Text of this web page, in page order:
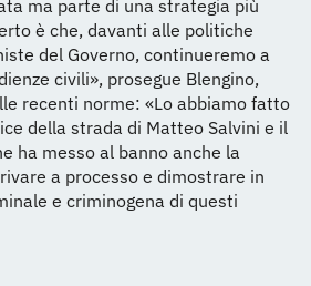
ma parte di una strategia più
è che, davanti alle politiche
del Governo, continueremo a
civili», prosegue Blengino,
recenti norme: «Lo abbiamo fatto
della strada di Matteo Salvini e il
ha messo al banno anche la
a processo e dimostrare in
e criminogena di questi